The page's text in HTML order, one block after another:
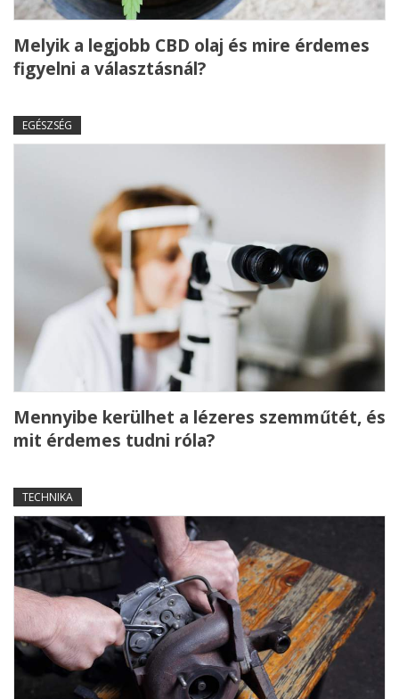
Melyik a legjobb CBD olaj és mire érdemes
figyelni a választásnál?
EGÉSZSÉG
Mennyibe kerülhet a lézeres szemműtét, és
mit érdemes tudni róla?
TECHNIKA